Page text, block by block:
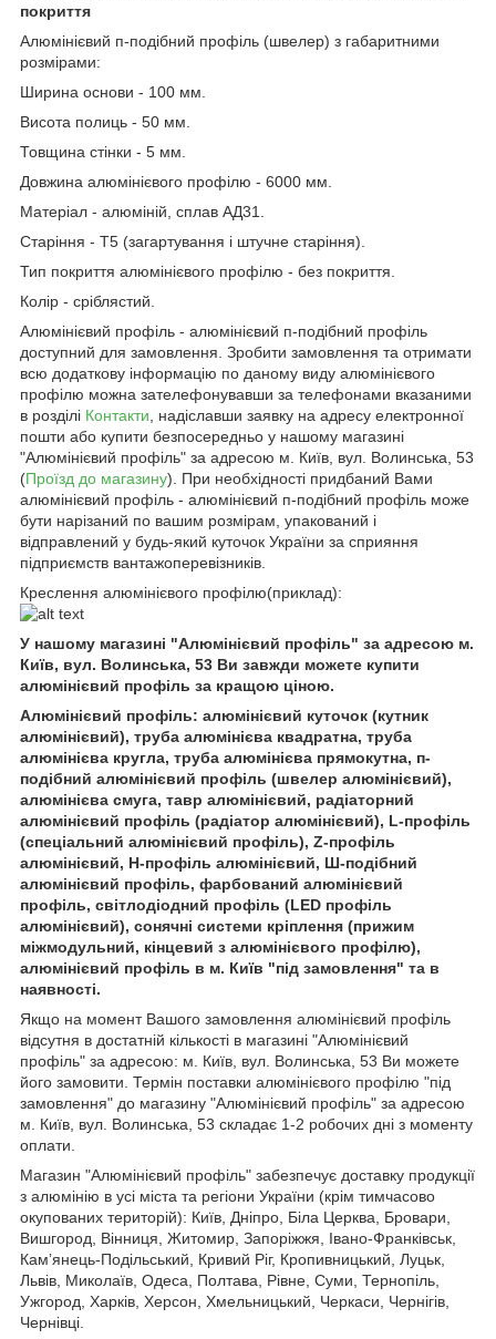
покриття
Алюмінієвий п-подібний профіль (швелер) з габаритними
розмірами:
Ширина основи - 100 мм.
Висота полиць - 50 мм.
Товщина стінки - 5 мм.
Довжина алюмінієвого профілю - 6000 мм.
Матеріал - алюміній, сплав АД31.
Старіння - Т5 (загартування і штучне старіння).
Тип покриття алюмінієвого профілю - без покриття.
Колір - сріблястий.
Алюмінієвий профіль - алюмінієвий п-подібний профіль
доступний для замовлення. Зробити замовлення та отримати
всю додаткову інформацію по даному виду алюмінієвого
профілю можна зателефонувавши за телефонами вказаними
в розділі Контакти , надіславши заявку на адресу електронної
пошти або купити безпосередньо у нашому магазині
"Алюмінієвий профіль" за адресою м. Київ, вул. Волинська, 53
(Проїзд до магазину). При необхідності придбаний Вами
алюмінієвий профіль - алюмінієвий п-подібний профіль може
бути нарізаний по вашим розмірам, упакований і
відправлений у будь-який куточок України за сприяння
підприємств вантажоперевізників.
Креслення алюмінієвого профілю(приклад):
У нашому магазині "Алюмінієвий профіль" за адресою м.
Київ, вул. Волинська, 53 Ви завжди можете купити
алюмінієвий профіль за кращою ціною.
Алюмінієвий профіль: алюмінієвий куточок (кутник
алюмінієвий), труба алюмінієва квадратна, труба
алюмінієва кругла, труба алюмінієва прямокутна, п-
подібний алюмінієвий профіль (швелер алюмінієвий),
алюмінієва смуга, тавр алюмінієвий, радіаторний
алюмінієвий профіль (радіатор алюмінієвий), L-профіль
(спеціальний алюмінієвий профіль), Z-профіль
алюмінієвий, H-профіль алюмінієвий, Ш-подібний
алюмінієвий профіль, фарбований алюмінієвий
профіль, світлодіодний профіль (LED профіль
алюмінієвий), сонячні системи кріплення (прижим
міжмодульний, кінцевий з алюмінієвого профілю),
алюмінієвий профіль в м. Київ "під замовлення" та в
наявності.
Якщо на момент Вашого замовлення алюмінієвий профіль
відсутня в достатній кількості в магазині "Алюмінієвий
профіль" за адресою: м. Київ, вул. Волинська, 53 Ви можете
його замовити. Термін поставки алюмінієвого профілю "під
замовлення" до магазину "Алюмінієвий профіль" за адресою
м. Київ, вул. Волинська, 53 складає 1-2 робочих дні з моменту
оплати.
Магазин "Алюмінієвий профіль" забезпечує доставку продукції
з алюмінію в усі міста та регіони України (крім тимчасово
окупованих територій): Київ, Дніпро, Біла Церква, Бровари,
Вишгород, Вінниця, Житомир, Запоріжжя, Івано-Франківськ,
Кам’янець-Подільський, Кривий Ріг, Кропивницький, Луцьк,
Львів, Миколаїв, Одеса, Полтава, Рівне, Суми, Тернопіль,
Ужгород, Харків, Херсон, Хмельницький, Черкаси, Чернігів,
Чернівці.